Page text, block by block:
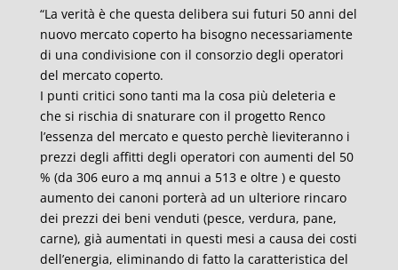
“La verità è che questa delibera sui futuri 50 anni del
nuovo mercato coperto ha bisogno necessariamente
di una condivisione con il consorzio degli operatori
del mercato coperto.
I punti critici sono tanti ma la cosa più deleteria e
che si rischia di snaturare con il progetto Renco
l’essenza del mercato e questo perchè lieviteranno i
prezzi degli affitti degli operatori con aumenti del 50
% (da 306 euro a mq annui a 513 e oltre ) e questo
aumento dei canoni porterà ad un ulteriore rincaro
dei prezzi dei beni venduti (pesce, verdura, pane,
carne), già aumentati in questi mesi a causa dei costi
dell’energia, eliminando di fatto la caratteristica del